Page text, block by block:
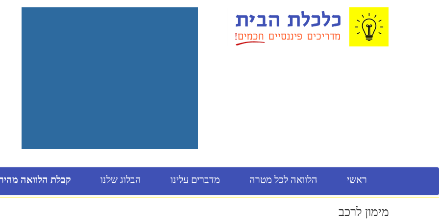
ראשי הלוואה לכל מטרה מדברים עלינו הבלוג שלנו קבלת הלוואה
מימון לרכב